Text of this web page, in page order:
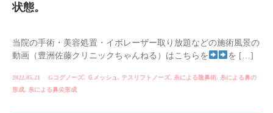
状態。
当院の手術・美容処置・イボレーザー取り放題などの施術風景の
動画（豊洲佐藤クリニックちゃんねる）はこちらを
を […]
2022.05.21 Gコグノーズ, Ｇメッシュ , テスリフトノーズ, 糸による隆鼻術, 糸による鼻の
形成, 糸による鼻尖形成